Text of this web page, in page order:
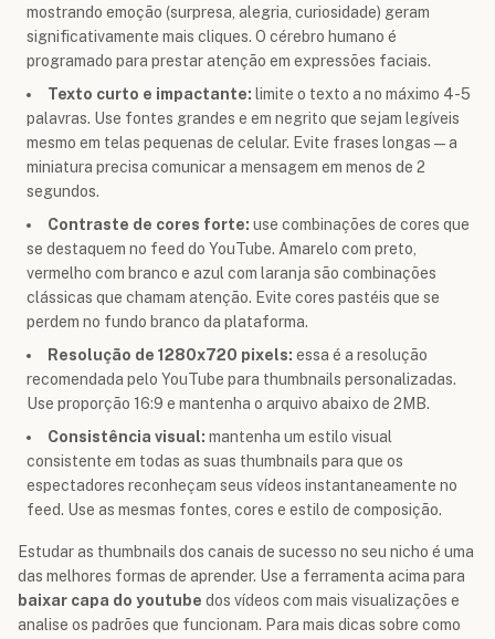
mostrando emoção (surpresa, alegria, curiosidade) geram
significativamente mais cliques. O cérebro humano é
programado para prestar atenção em expressões faciais.
Texto curto e impactante: limite o texto a no máximo 4-5
palavras. Use fontes grandes e em negrito que sejam legíveis
mesmo em telas pequenas de celular. Evite frases longas — a
miniatura precisa comunicar a mensagem em menos de 2
segundos.
Contraste de cores forte: use combinações de cores que
se destaquem no feed do YouTube. Amarelo com preto,
vermelho com branco e azul com laranja são combinações
clássicas que chamam atenção. Evite cores pastéis que se
perdem no fundo branco da plataforma.
Resolução de 1280x720 pixels: essa é a resolução
recomendada pelo YouTube para thumbnails personalizadas.
Use proporção 16:9 e mantenha o arquivo abaixo de 2MB.
Consistência visual: mantenha um estilo visual
consistente em todas as suas thumbnails para que os
espectadores reconheçam seus vídeos instantaneamente no
feed. Use as mesmas fontes, cores e estilo de composição.
Estudar as thumbnails dos canais de sucesso no seu nicho é uma
das melhores formas de aprender. Use a ferramenta acima para
baixar capa do youtube dos vídeos com mais visualizações e
analise os padrões que funcionam. Para mais dicas sobre como